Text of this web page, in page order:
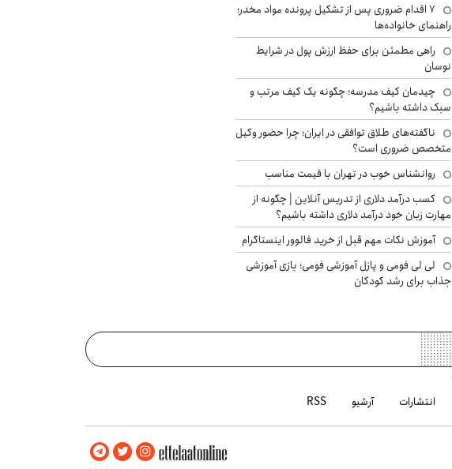
۷ اقدام ضروری پس از تشکیل پرونده مواد مخدر؛
راهنمای خانواده‌ها
راهی مطمئن برای حفظ ارزش پول در شرایط
نوسان
چیدمان کیف مدرسه؛ چگونه یک کیف مرتب و
سبک داشته باشیم؟
ناگفته‌های طلاق توافقی در ایران؛ چرا حضور وکیل
متخصص ضروری است؟
روانشناس خوب در تهران با قیمت مناسب
کسب درآمد دلاری از تدریس آنلاین | چگونه از
مهارت زبان خود درآمد دلاری داشته باشیم؟
آموزش نکات مهم قبل از خرید فالوور اینستاگرام
لی لی فومی و پازل آموزشی فومی؛ بازی آموزشی
جذاب برای رشد کودکان
انتشارات آرشیو RSS